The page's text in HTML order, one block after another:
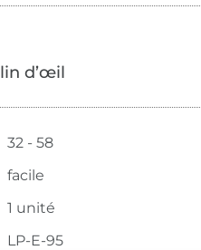
d’œil
32 - 58
facile
1 unité
LP-E-95